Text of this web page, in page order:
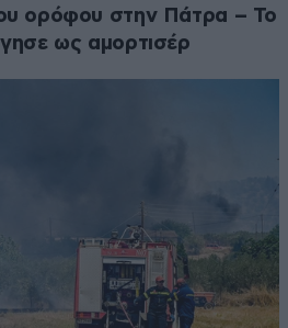
ορόφου στην Πάτρα – Το
ως αμορτισέρ